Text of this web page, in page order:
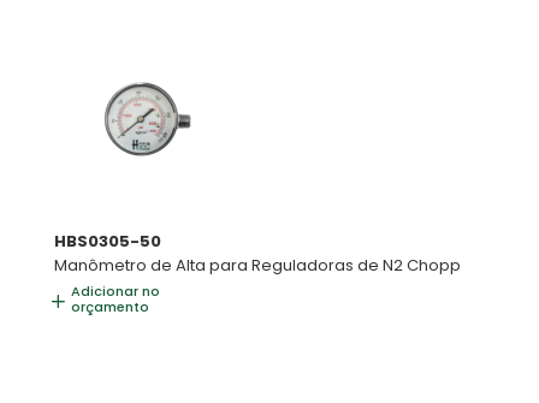
HBS0305-50
Manômetro de Alta para Reguladoras de N2 Chopp
Adicionar no
orçamento